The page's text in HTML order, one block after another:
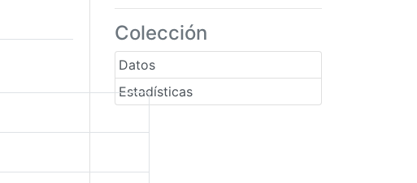
Colección
Datos
Estadísticas